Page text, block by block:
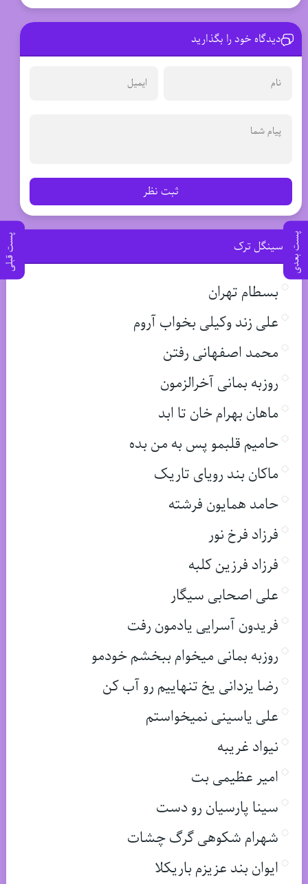
پست بعدی پست قبلی
دیدگاه خود را بگذارید
ثبت نظر
سینگل ترک
بسطام تهران
علی زند وکیلی بخواب آروم
محمد اصفهانی رفتن
روزبه بمانی آخرالزمون
ماهان بهرام خان تا ابد
حامیم قلبمو پس به من بده
ماکان بند رویای تاریک
حامد همایون فرشته
فرزاد فرخ نور
فرزاد فرزین کلبه
علی اصحابی سیگار
فریدون آسرایی یادمون رفت
روزبه بمانی میخوام ببخشم خودمو
رضا یزدانی یخ تنهاییم رو آب کن
علی یاسینی نمیخواستم
نیواد غریبه
امیر عظیمی بت
سینا پارسیان رو دست
شهرام شکوهی گرگ چشات
ایوان بند عزیزم باریکلا